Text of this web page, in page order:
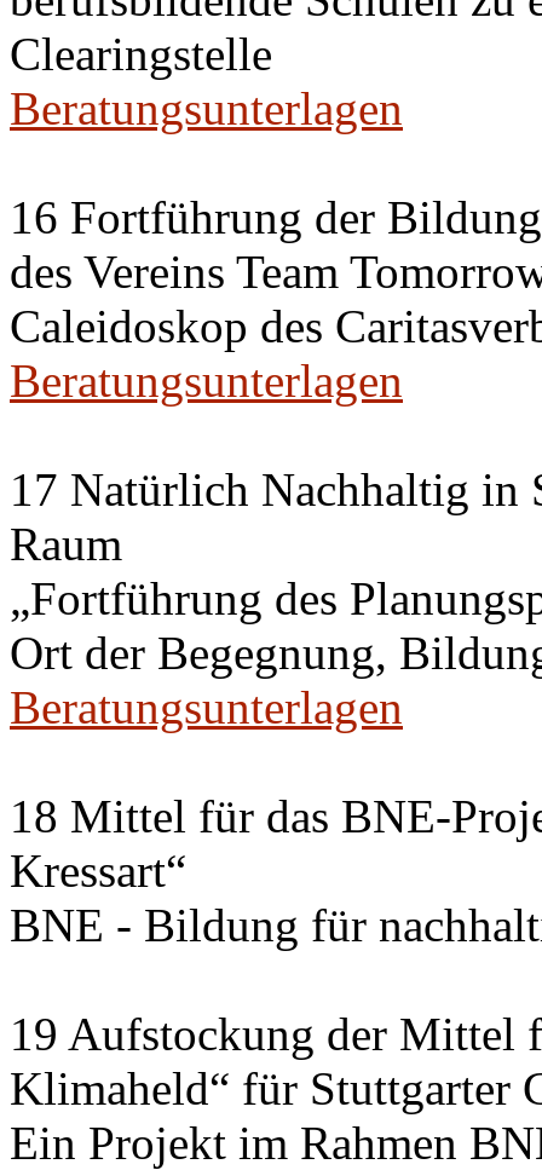
Clearingstelle
Beratungsunterlagen
16 Fortführung der
des Vereins Team
Caleidoskop des
Beratungsunterlagen
17 Natürlich Nachhaltig in
Raum
„Fortführung des
Ort der Begegnung,
Beratungsunterlagen
18 Mittel für das BNE-
Kressart“
BNE - Bildung für
19 Aufstockung der Mittel
Klimaheld“ für Stuttgarter
Ein Projekt im Rahmen